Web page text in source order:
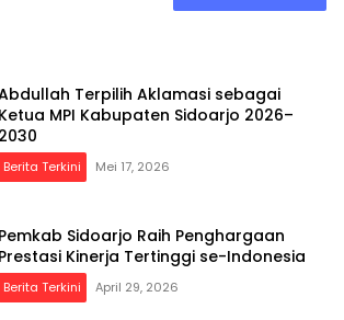
Terpilih Aklamasi sebagai
Ketua MPI Kabupaten Sidoarjo 2026–
2030
Berita Terkini Mei 17, 2026
Pemkab Sidoarjo Raih Penghargaan
Prestasi Kinerja Tertinggi se-Indonesia
Berita Terkini April 29, 2026